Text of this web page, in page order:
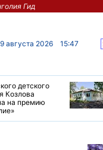
Гид
августа 2026 15:47
детского
Козлова
на премию